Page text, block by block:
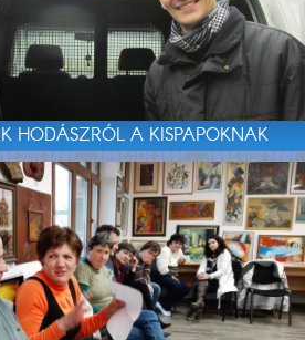
HODÁSZRÓL A KISPAPOKNAK